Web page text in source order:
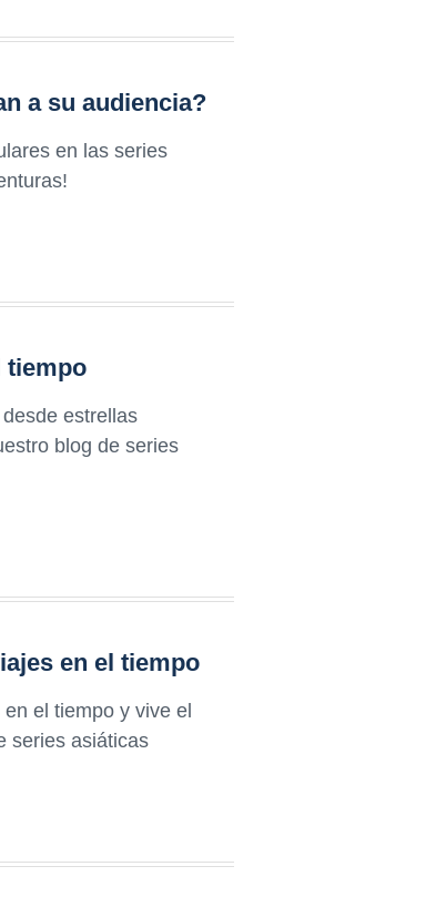
a su audiencia?
en las series
tiempo
estrellas
blog de series
en el tiempo
el tiempo y vive el
series asiáticas